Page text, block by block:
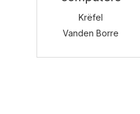
Krëfel
Vanden Borre